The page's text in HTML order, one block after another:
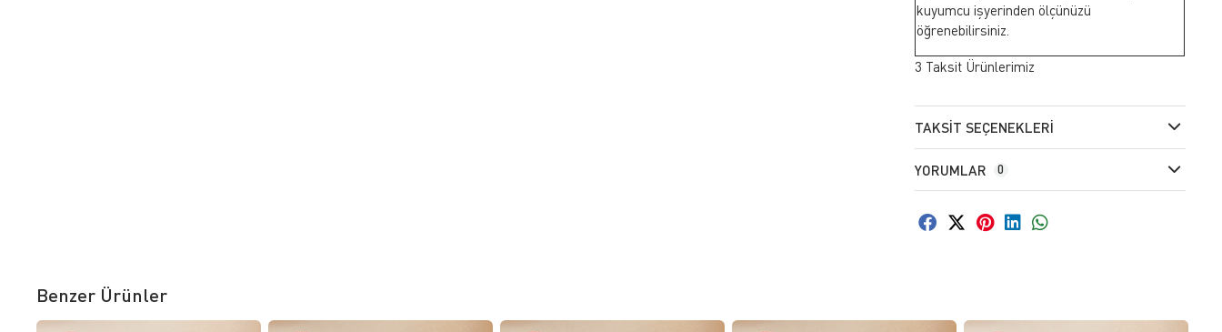
kuyumcu işyerinden ölçünüzü
öğrenebilirsiniz.
3 Taksit Ürünlerimiz
TAKSIT SEÇENEKLERI
YORUMLAR 0
Benzer Ürünler